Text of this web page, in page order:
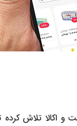
تلاش کرده تا